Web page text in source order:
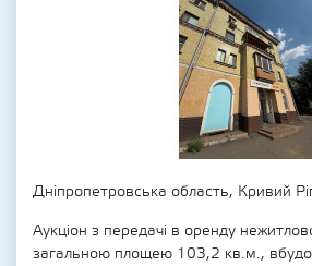
Дніпропетровська область, Кривий
Аукціон з передачі в оренду
загальною площею 103,2 кв.м.,